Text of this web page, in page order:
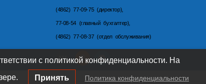
(4862) 77-09-75 (директор),
77-08-54 (главный бухгалтер),
(4862) 77-08-37 (отдел обслуживания)
с политикой конфиденциальности. На
Принять Политика конфиденциальности